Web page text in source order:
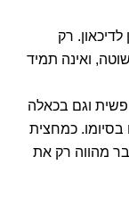
רק
ואינה תמיד
וגם בכאלה
כמחצית
מהווה רק את